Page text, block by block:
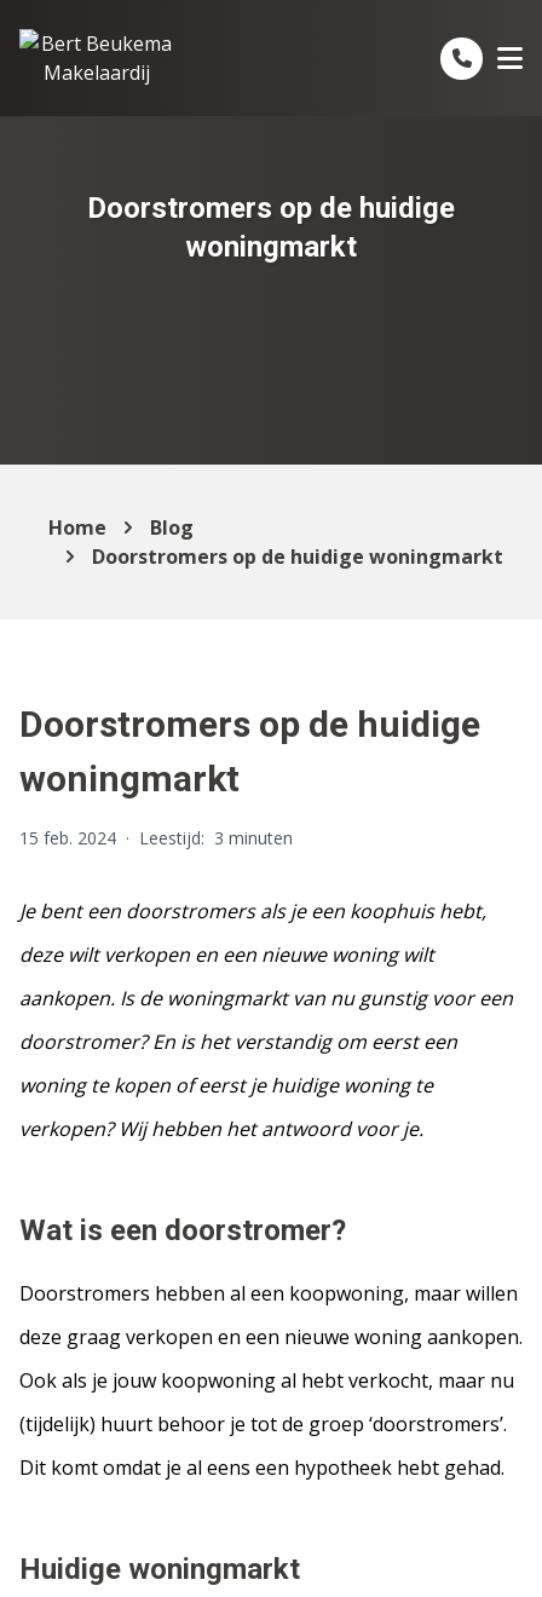
Doorstromers op de huidige
woningmarkt
Home
Blog
Doorstromers op de huidige woningmarkt
Doorstromers op de huidige
woningmarkt
15 feb. 2024 · Leestijd: 3 minuten
Je bent een doorstromers als je een koophuis hebt,
deze wilt verkopen en een nieuwe woning wilt
aankopen. Is de woningmarkt van nu gunstig voor een
doorstromer? En is het verstandig om eerst een
woning te kopen of eerst je huidige woning te
verkopen? Wij hebben het antwoord voor je.
Wat is een doorstromer?
Doorstromers hebben al een koopwoning, maar willen
deze graag verkopen en een nieuwe woning aankopen.
Ook als je jouw koopwoning al hebt verkocht, maar nu
(tijdelijk) huurt behoor je tot de groep ‘doorstromers’.
Dit komt omdat je al eens een hypotheek hebt gehad.
Huidige woningmarkt